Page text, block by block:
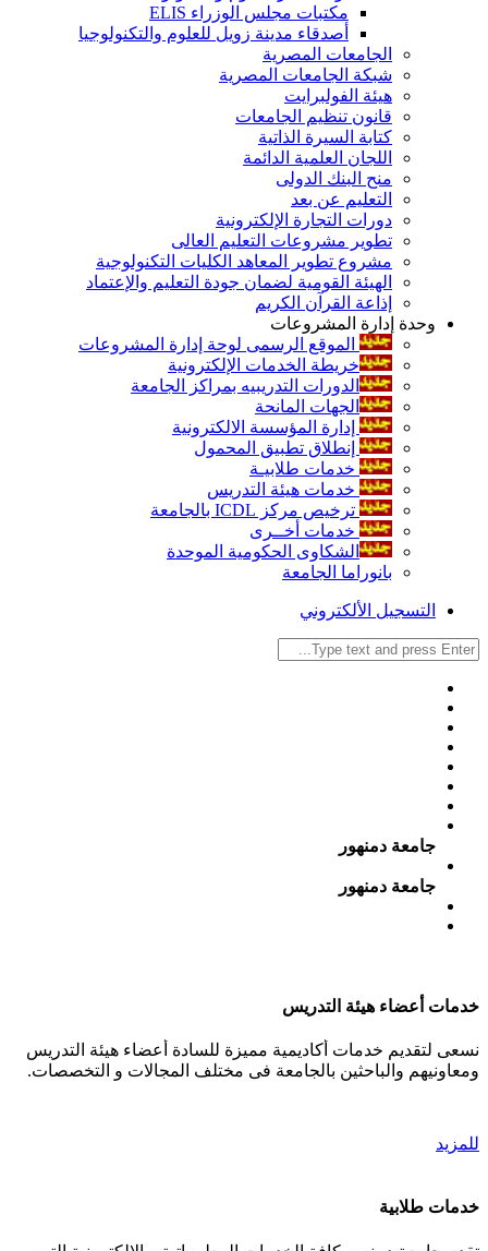
مكتبات مجلس الوزراء ELIS
أصدقاء مدينة زويل للعلوم والتكنولوجيا
الجامعات المصرية
شبكة الجامعات المصرية
هيئة الفولبرايت
قانون تنظيم الجامعات
كتابة السيرة الذاتية
اللجان العلمية الدائمة
منح البنك الدولى
التعليم عن بعد
دورات التجارة الإلكترونية
تطوير مشروعات التعليم العالى
مشروع تطوير المعاهد الكليات التكنولوجية
الهيئة القومية لضمان جودة التعليم والإعتماد
إذاعة القرآن الكريم
وحدة إدارة المشروعات
الموقع الرسمى لوحة إدارة المشروعات
خريطة الخدمات الإلكترونية
الدورات التدريبيه بمراكز الجامعة
الجهات المانحة
إدارة المؤسسة الالكترونية
إنطلاق تطبيق المحمول
خدمات طلابيـة
خدمات هيئة التدريس
ترخيص مركز ICDL بالجامعة
خدمات أخــرى
الشكاوى الحكومية الموحدة
بانوراما الجامعة
التسجيل الألكتروني
جامعة دمنهور
جامعة دمنهور
خدمات أعضاء هيئة التدريس
نسعى لتقديم خدمات أكاديمية مميزة للسادة أعضاء هيئة التدريس
ومعاونيهم والباحثين بالجامعة فى مختلف المجالات و التخصصات.
للمزيد
خدمات طلابية